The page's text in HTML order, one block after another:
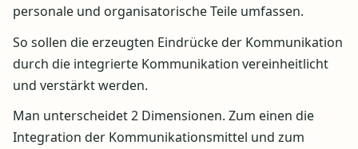
personale und organisatorische Teile umfassen.
So sollen die erzeugten Eindrücke der Kommunikation
durch die integrierte Kommunikation vereinheitlicht
und verstärkt werden.
Man unterscheidet 2 Dimensionen. Zum einen die
Integration der Kommunikationsmittel und zum